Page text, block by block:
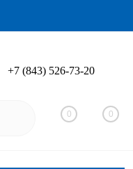
Вход
+7 (843) 526-73-20
0 0